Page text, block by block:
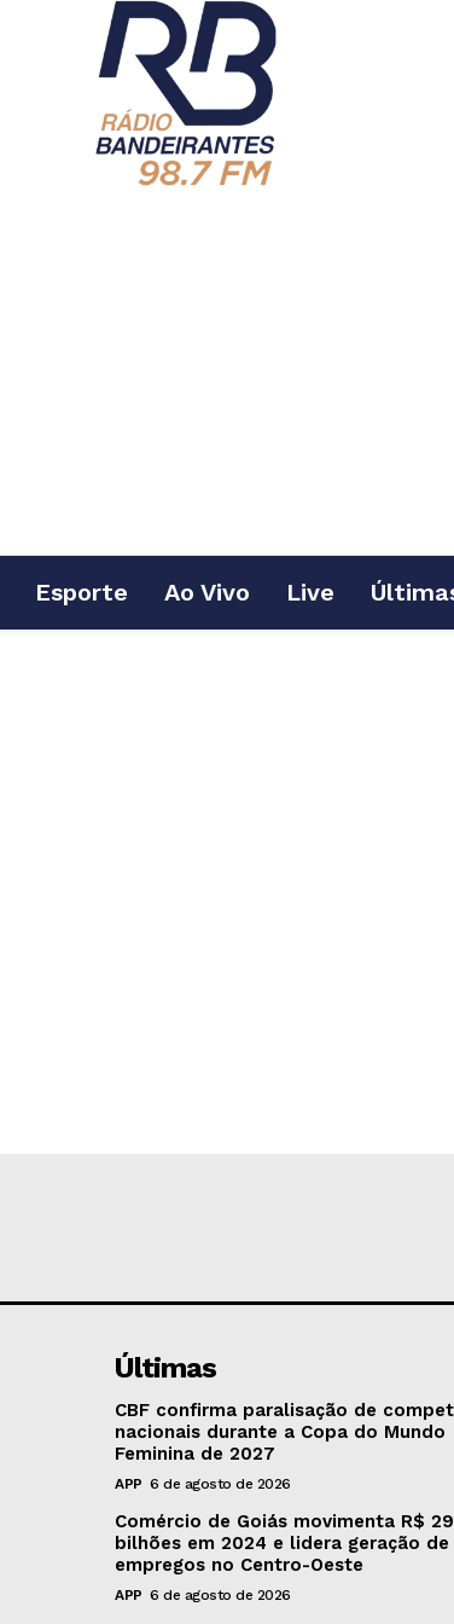
Esporte Ao Vivo Live
Últimas
CBF confirma paralisação de
nacionais durante a Copa do Mundo
Feminina de 2027
APP 6 de agosto de 2026
Comércio de Goiás movimenta R$
bilhões em 2024 e lidera geração de
empregos no Centro-Oeste
APP 6 de agosto de 2026